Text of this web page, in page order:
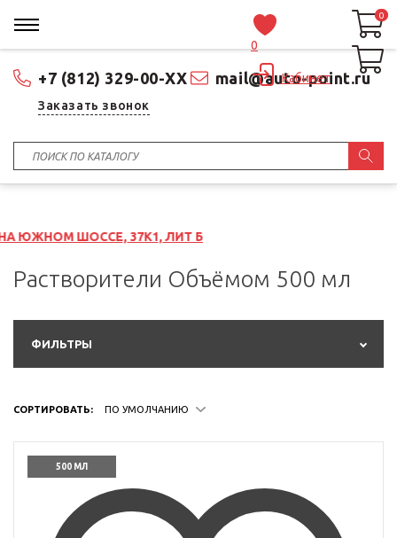
+7 (812) 329-00-XX mail@auto-point.ru
Заказать звонок
0
Кабинет
0
0
37К1, ЛИТ Б
Растворители Объёмом 500 мл
ФИЛЬТРЫ
СОРТИРОВАТЬ: ПО УМОЛЧАНИЮ
500 МЛ